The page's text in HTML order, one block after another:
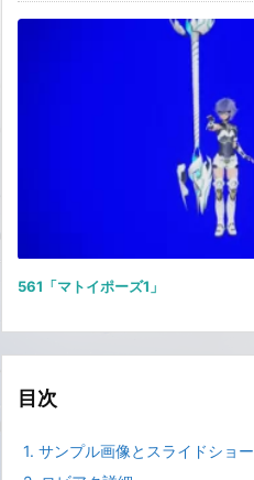
561「マトイポーズ1」
目次
1. サンプル画像とスライドショー